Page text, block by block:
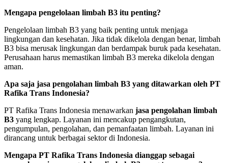
Mengapa pengelolaan limbah B3 itu penting?
Pengelolaan limbah B3 yang baik penting untuk menjaga
lingkungan dan kesehatan. Jika tidak dikelola dengan benar, limbah
B3 bisa merusak lingkungan dan berdampak buruk pada kesehatan.
Perusahaan harus memastikan limbah B3 mereka dikelola dengan
aman.
Apa saja jasa pengolahan limbah B3 yang ditawarkan oleh PT
Rafika Trans Indonesia?
PT Rafika Trans Indonesia menawarkan jasa pengolahan limbah
B3 yang lengkap. Layanan ini mencakup pengangkutan,
pengumpulan, pengolahan, dan pemanfaatan limbah. Layanan ini
dirancang untuk berbagai sektor di Indonesia.
Mengapa PT Rafika Trans Indonesia dianggap sebagai